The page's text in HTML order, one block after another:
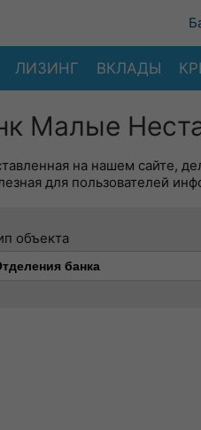
ЛИЗИНГ ВКЛАДЫ
Малые
на нашем сайте,
для пользователей
объекта